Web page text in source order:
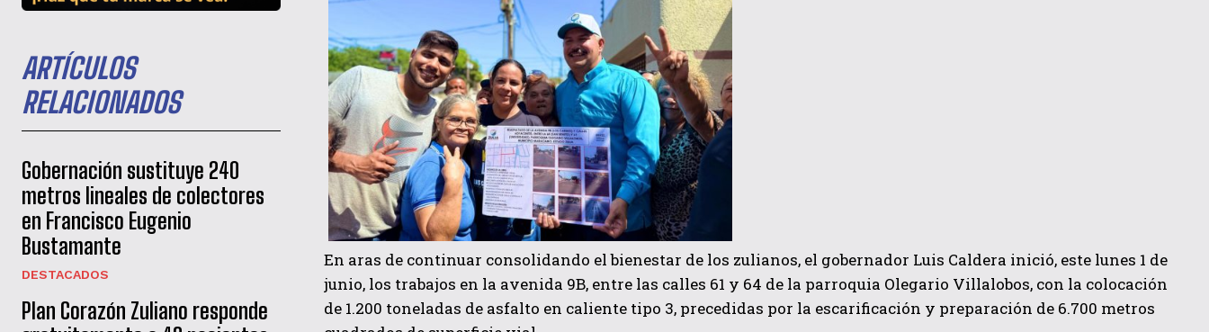
QUIERO SUSCRIBIRME
He leído y acepto lasPolítica de privacidad
ARTÍCULOS
RELACIONADOS
Gobernación sustituye 240
metros lineales de colectores
en Francisco Eugenio
Bustamante
DESTACADOS
Plan Corazón Zuliano responde
En aras de continuar consolidando el bienestar de los zulianos, el gobernador Luis Caldera inició, este lunes 1 de
junio, los trabajos en la avenida 9B, entre las calles 61 y 64 de la parroquia Olegario Villalobos, con la colocación
de 1.200 toneladas de asfalto en caliente tipo 3, precedidas por la escarificación y preparación de 6.700 metros